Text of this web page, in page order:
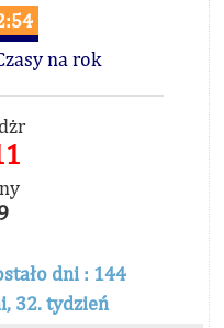
na rok
dni : 144
32. tydzień